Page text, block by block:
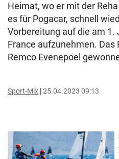
Heimat, wo er mit der
es für Pogacar, schnell
Vorbereitung auf die am 1.
France aufzunehmen. Das
Remco Evenepoel
Sport-Mix 25.04.2023 09:13